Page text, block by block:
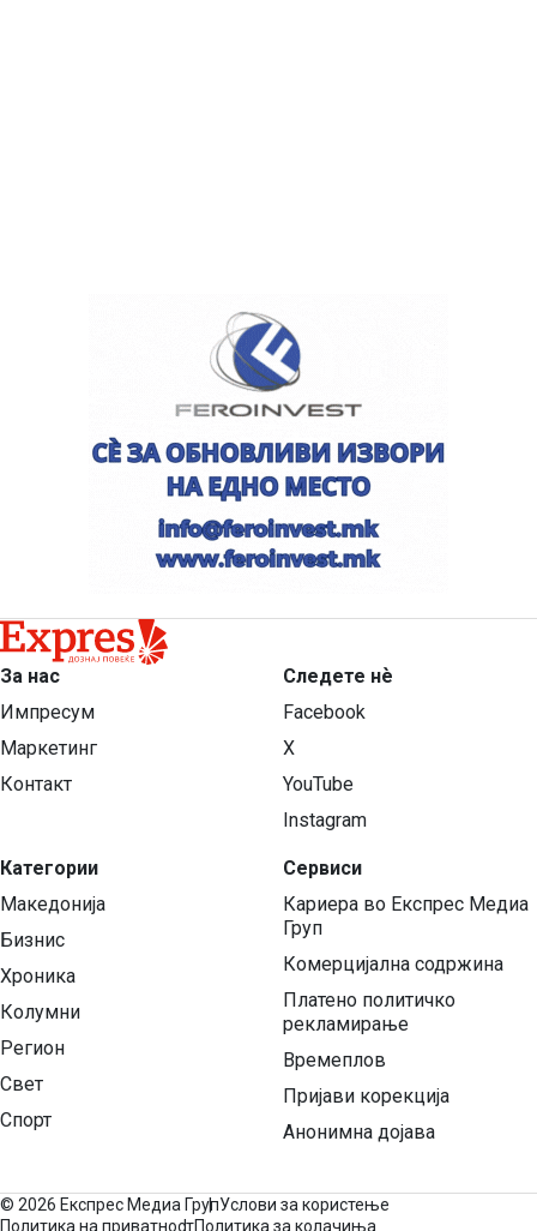
За нас
Импресум
Маркетинг
Контакт
Категории
Македонија
Бизнис
Хроника
Колумни
Регион
Свет
Спорт
Следете нѐ
Facebook
X
YouTube
Instagram
Сервиси
Кариера во Експрес Медиа
Груп
Комерцијална содржина
Платено политичко
рекламирање
Времеплов
Пријави корекција
Анонимна дојава
© 2026 Експрес Медиа ГрупУслови за користење
Политика на приватностПолитика за колачиња